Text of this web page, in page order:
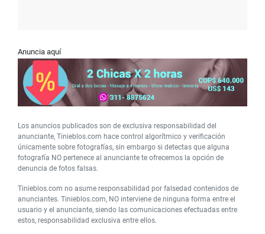
Anuncia aquí
Los anuncios publicados son de exclusiva responsabilidad del
anunciante, Tinieblos.com hace control algorítmico y verificación
únicamente sobre fotografías, sin embargo si detectas que alguna
fotografía NO pertenece al anunciante te ofrecemos la opción de
denuncia de fotos falsas.
Tinieblos.com no asume responsabilidad por falsedad contenidos de
anunciantes. Tinieblos.com, NO interviene de ninguna forma entre el
usuario y el anunciante, siendo las comunicaciones efectuadas entre
estos, responsabilidad exclusiva entre ellos.